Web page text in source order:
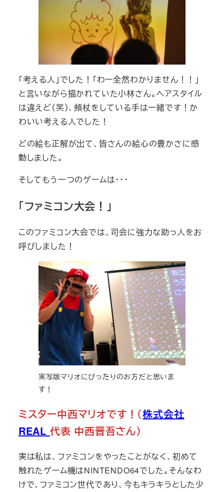
「考える人」でした！「わー全然わかりません！！」
と言いながら描かれていた小林さん。ヘアスタイル
は違えど（笑）、頰杖をしている手は一緒です！か
わいい考える人でした！
どの絵も正解が出て、皆さんの絵心の豊かさに感
動しました。
そしてもう一つのゲームは･･･
「ファミコン大会！」
このファミコン大会では、司会に強力な助っ人をお
呼びしました！
実写版マリオにぴったりのお方だと思いま
す！
ミスター中西マリオです！（株式会社
REAL 代表 中西晋吾さん）
実は私は、ファミコンをやったことがなく、初めて
触れたゲーム機はNINTENDO64でした。そんなわ
けで、ファミコン世代であり、今もキラキラとした少